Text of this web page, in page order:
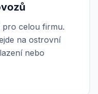
pro celou firmu.
na ostrovní
nebo